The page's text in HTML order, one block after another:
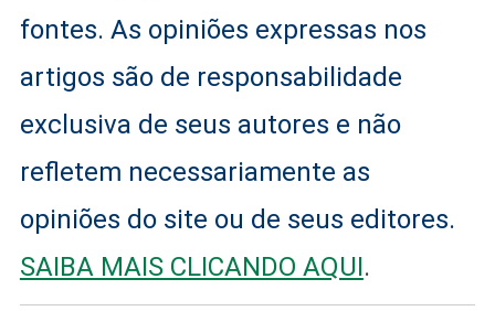
fontes. As opiniões expressas nos
artigos são de responsabilidade
exclusiva de seus autores e não
refletem necessariamente as
opiniões do site ou de seus editores.
SAIBA MAIS CLICANDO AQUI.